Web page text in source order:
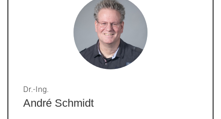
André Schmidt
Dr.-Ing.